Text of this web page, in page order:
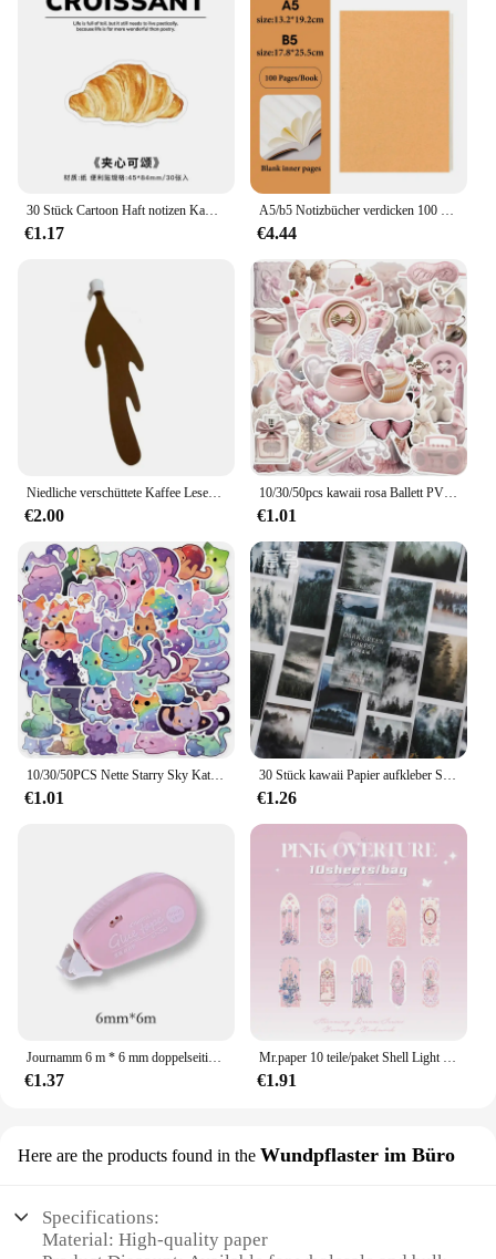
30 Stück Cartoon Haft notizen Kawaii Brot Toast Kaffee Memo Pads Aufkleber Student Geschenke Briefpapier Schule Bürobedarf
€1.17
A5/b5 Notizbücher verdicken 100 und 200 Blatt/Buch, Kraft DIY Cover, leeres Tagebuch, Entwurf Buch, Büro Studie Briefpapier CS-076
€4.44
Niedliche verschüttete Kaffee Lesezeichen Ecke Marker zum Lesen lustige Lesezeichen zum Lesen Ecke Lesezeichen Briefpapier Schul material
€2.00
10/30/50pcs kawaii rosa Ballett PVC Aufkleber ästhetische koreanische Briefpapier Dekoration Scrap booking Schul material für Kinder
€1.01
€1.01 €1.26
€1.37 €1.91
Here are the products found in the Wundpflaster im Büro
Specifications:
Material: High-quality paper